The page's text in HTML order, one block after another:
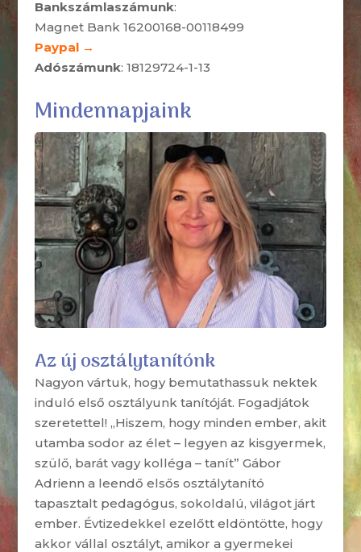
Bankszámlaszámunk:
Magnet Bank 16200168-00118499
Paypal →
Adószámunk: 18129724-1-13
Mindennapjaink
Az új osztálytanítónk
Nagyon vártuk, hogy bemutathassuk nektek
induló első osztályunk tanítóját. Fogadjátok
szeretettel! „Hiszem, hogy minden ember, akit
utamba sodor az élet – legyen az kisgyermek,
szülő, barát vagy kolléga – tanít” Gábor
Adrienn a leendő elsős osztálytanító
tapasztalt pedagógus, sokoldalú, világot járt
ember. Évtizedekkel ezelőtt eldöntötte, hogy
akkor vállal osztályt, amikor a gyermekei